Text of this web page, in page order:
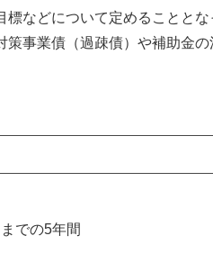
などについて定めることとな
事業債（過疎債）や補助金の
での5年間